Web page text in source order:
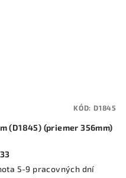
(D1845) (priemer 356mm)
5-9 pracovných dní
KÓD: D1845